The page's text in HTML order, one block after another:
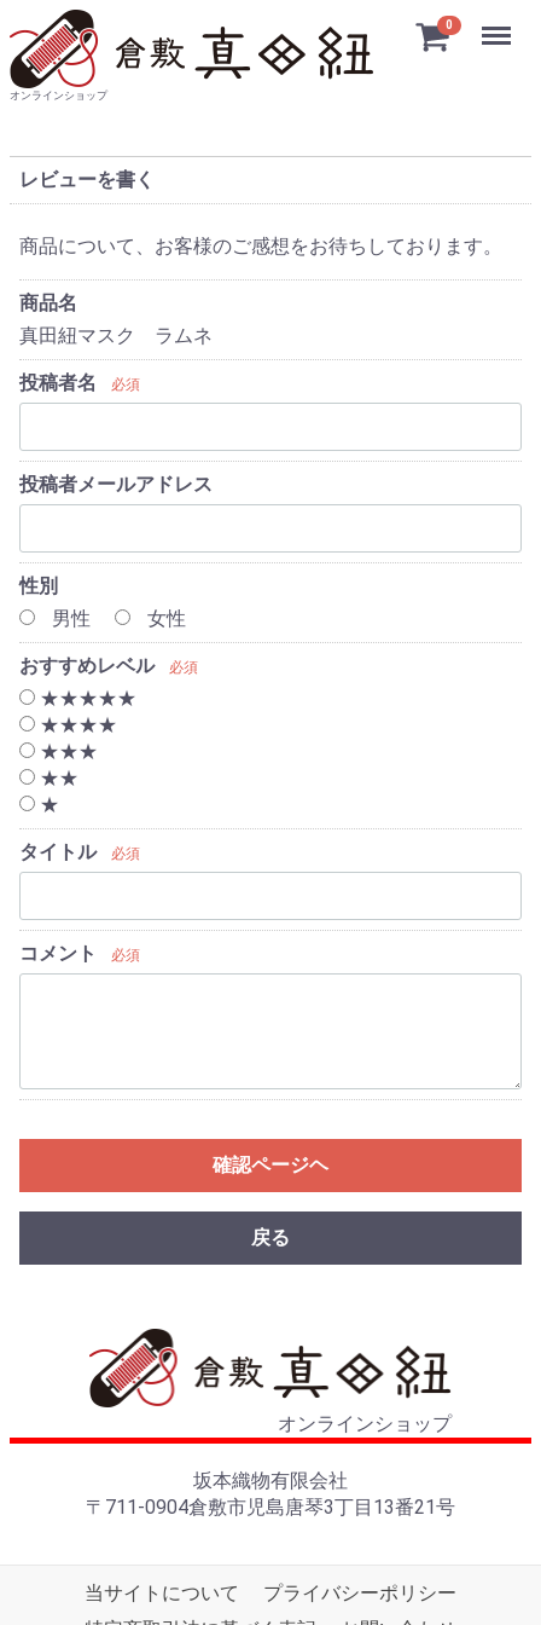
オンラインショップ
0 Menu
レビューを書く
商品について、お客様のご感想をお待ちしております。
商品名
真田紐マスク ラムネ
投稿者名 必須
投稿者メールアドレス
性別
男性
女性
おすすめレベル 必須
★★★★★
★★★★
★★★
★★
★
タイトル 必須
コメント 必須
確認ページヘ
戻る
オンラインショップ
坂本織物有限会社
〒711-0904倉敷市児島唐琴3丁目13番21号
当サイトについて
プライバシーポリシー